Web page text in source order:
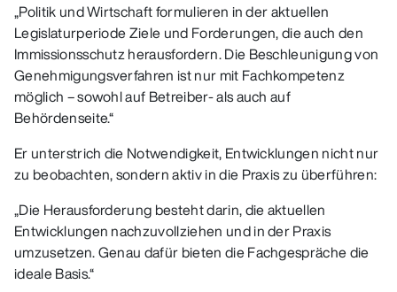
„Politik und Wirtschaft formulieren in der aktuellen
Legislaturperiode Ziele und Forderungen, die auch den
Immissionsschutz herausfordern. Die Beschleunigung von
Genehmigungsverfahren ist nur mit Fachkompetenz
möglich – sowohl auf Betreiber- als auch auf
Behördenseite.“
Er unterstrich die Notwendigkeit, Entwicklungen nicht nur
zu beobachten, sondern aktiv in die Praxis zu überführen:
„Die Herausforderung besteht darin, die aktuellen
Entwicklungen nachzuvollziehen und in der Praxis
umzusetzen. Genau dafür bieten die Fachgespräche die
ideale Basis.“